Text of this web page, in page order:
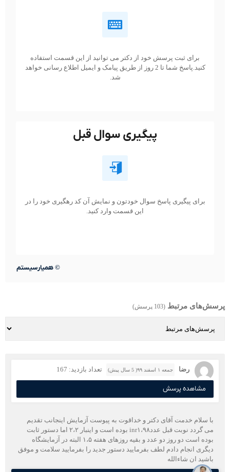
برای ثبت پرسش خود از دکتر می توانید از این قسمت استفاده
کنید.پاسخ شما تا 2 روز از طریق پیامک و ایمیل اطلاع رسانی خواهد
شد.
پیگیری سوال قبل
برای پیگیری پاسخ سوال خودتون و نمایش آن کد رهگیری خود را در
این قسمت وارد کنید.
© همیارسیستم
پرسش‌های مرتبط (103 پرسش)
رضا جمعه ۱ اسفند ۹۹( 5 سال پیش) تعداد بازدید: 167
مشاهده پرسش
با سلام خدمت آقای دکتر و خداقوت به پیوست آزمایش اینجانب تقدیم
می گردد نوبت قبل عددinr۱،۹۸ بوده است و اینبار ۲،۲ اما دستور ثابت
بوده است دو روز دو عدد و بقیه روزهای هفته ۱،۵ البته در آزمایشگاه
دیگری انجام دادم لطف بفرمایید دستور جدید را بفرمایید سلامت و موفق
باشید ان شاءالله